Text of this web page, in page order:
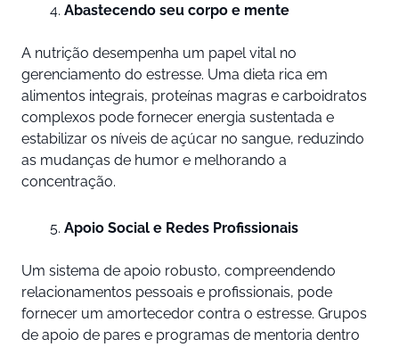
Abastecendo seu corpo e mente
A nutrição desempenha um papel vital no
gerenciamento do estresse. Uma dieta rica em
alimentos integrais, proteínas magras e carboidratos
complexos pode fornecer energia sustentada e
estabilizar os níveis de açúcar no sangue, reduzindo
as mudanças de humor e melhorando a
concentração.
Apoio Social e Redes Profissionais
Um sistema de apoio robusto, compreendendo
relacionamentos pessoais e profissionais, pode
fornecer um amortecedor contra o estresse. Grupos
de apoio de pares e programas de mentoria dentro